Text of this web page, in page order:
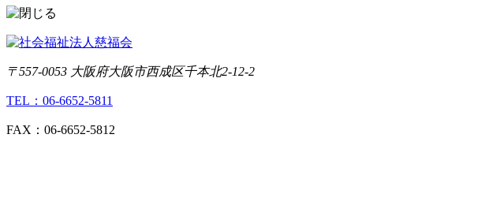
〒557-0053 大阪府大阪市西成区千本北2-12-2
TEL：06-6652-5811
FAX：06-6652-5812